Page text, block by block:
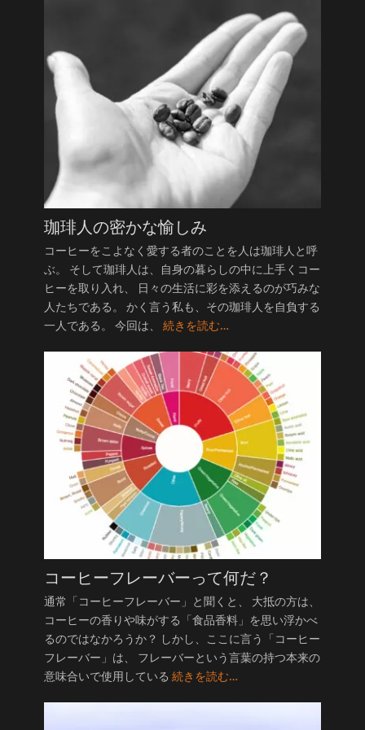
珈琲人の密かな愉しみ
コーヒーをこよなく愛する者のことを人は珈琲人と呼
ぶ。 そして珈琲人は、自身の暮らしの中に上手くコー
ヒーを取り入れ、 日々の生活に彩を添えるのが巧みな
人たちである。 かく言う私も、その珈琲人を自負する
一人である。 今回は、 続きを読む…
コーヒーフレーバーって何だ？
通常「コーヒーフレーバー」と聞くと、 大抵の方は、
コーヒーの香りや味がする「食品香料」を思い浮かべ
るのではなかろうか？ しかし、ここに言う「コーヒー
フレーバー」は、 フレーバーという言葉の持つ本来の
意味合いで使用している 続きを読む…